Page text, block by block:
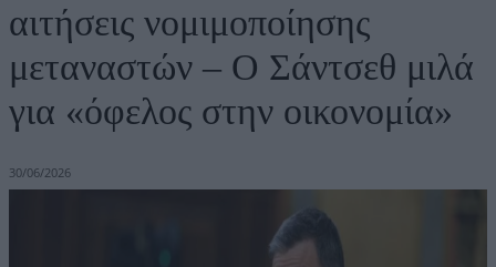
αιτήσεις νομιμοποίησης
μεταναστών – Ο Σάντσεθ μιλά
για «όφελος στην οικονομία»
30/06/2026